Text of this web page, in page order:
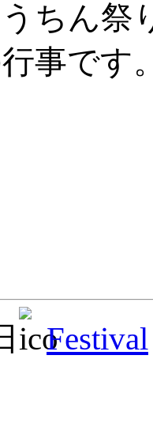
ちん祭
事です
Festival